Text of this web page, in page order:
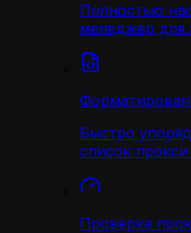
Полностью
менеджер для
Быстро
список
Проверка